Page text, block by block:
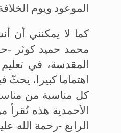
الموعود ويوم
كما لا يمكنني أن
محمد حميد كوثر -
المقدسة، في تعليم
اهتماما كبيرا،
كل مناسبة من
الأحمدية هذه
الرابع -رحمة الله